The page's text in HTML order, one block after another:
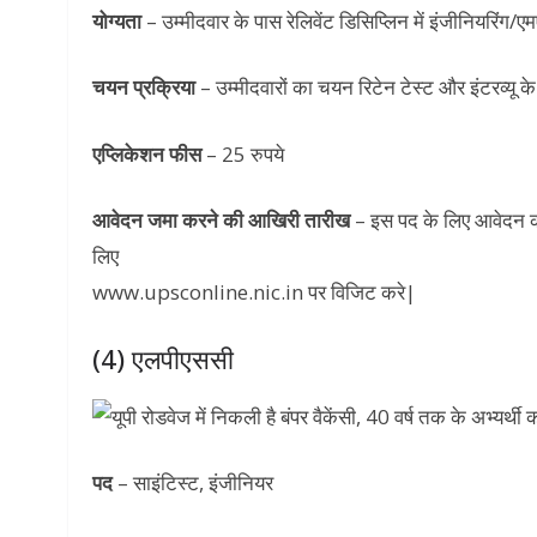
योग्यता– उम्मीदवार के पास रेलिवेंट डिसिप्लिन में इंजीनियरिंग/
चयन प्रक्रिया– उम्मीदवारों का चयन रिटेन टेस्ट और इंटरव्यू
एप्लिकेशन फीस– 25 रुपये
आवेदन जमा करने की आखिरी तारीख– इस पद के लिए आवेदन
लिए
www.upsconline.nic.in पर विजिट करे|
(4) एलपीएससी
पद– साइंटिस्ट, इंजीनियर